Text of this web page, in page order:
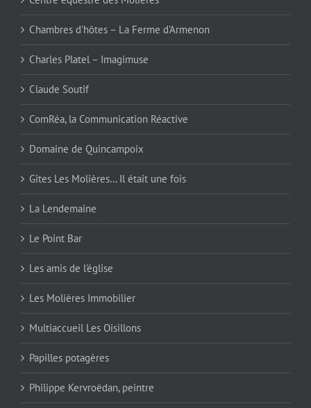
Chambres d'hôtes – La Ferme d'Armenon
Charles Platel – Imagimuse
Claude Soutif
ComRéa, la Communication Réactive
Domaine de Quincampoix
Gîtes Les Molières… Il était une fois
La Lendemaine
Le Point Bar
Les amis de l'église
Les Molières Immobilier
Multiaccueil Les Oisillons
Papilles potagères
Philippe Kervroëdan, peintre